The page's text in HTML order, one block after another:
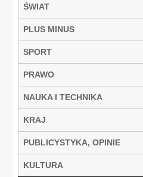
ŚWIAT
PLUS MINUS
SPORT
PRAWO
NAUKA I TECHNIKA
KRAJ
PUBLICYSTYKA, OPINIE
KULTURA